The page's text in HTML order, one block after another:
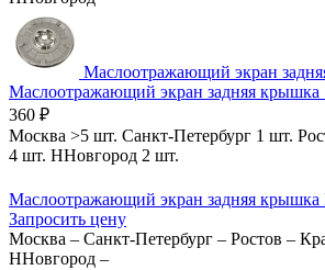
Маслоотражающий экран
Маслоотражающий экран задняя крышка
360 ₽
Москва >5 шт. Санкт-Петербург 1 шт.
4 шт. ННовгород 2 шт.
Маслоотражающий экран задняя
Запросить цену
Москва – Санкт-Петербург – Ростов –
ННовгород –